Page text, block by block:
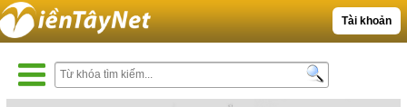
Tài khoản